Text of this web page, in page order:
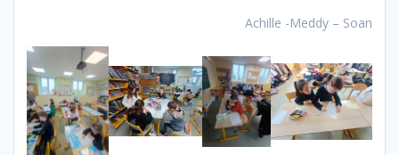
Achille -Meddy – Soan